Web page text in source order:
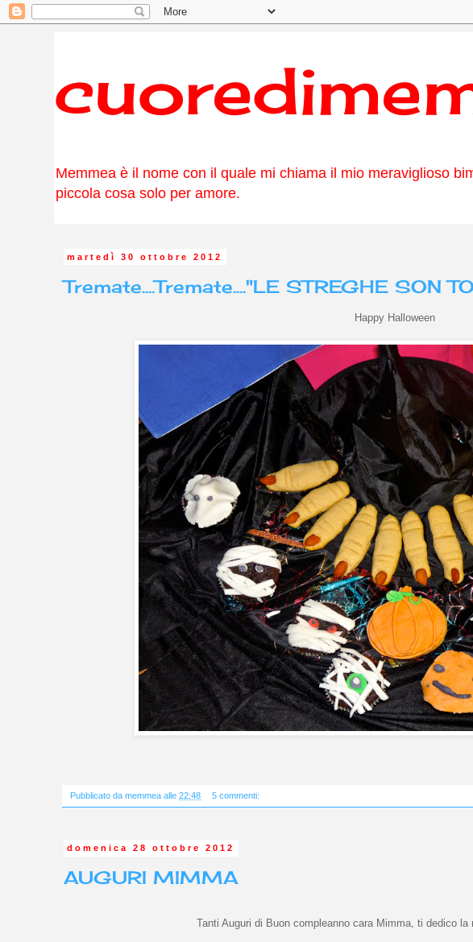
Memmea è il nome con il quale mi chiama il mio meraviglioso
piccola cosa solo per amore.
martedì 30 ottobre 2012
Tremate....Tremate...."LE STREGHE SON
Happy Halloween
Pubblicato da memmea alle 22:48 5 commenti:
domenica 28 ottobre 2012
AUGURI MIMMA
Tanti Auguri di Buon compleanno cara Mimma, ti dedico